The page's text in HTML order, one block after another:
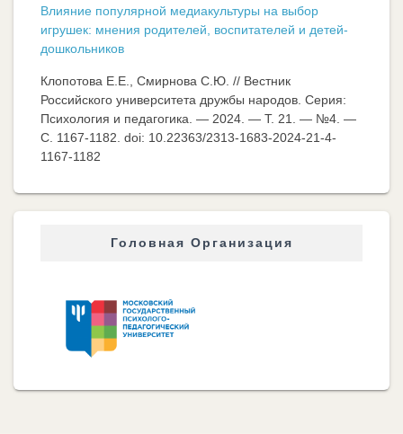
Влияние популярной медиакультуры на выбор
игрушек: мнения родителей, воспитателей и детей-
дошкольников
Клопотова Е.Е., Смирнова С.Ю. // Вестник
Российского университета дружбы народов. Серия:
Психология и педагогика. — 2024. — Т. 21. — №4. —
C. 1167-1182. doi: 10.22363/2313-1683-2024-21-4-
1167-1182
Головная Организация